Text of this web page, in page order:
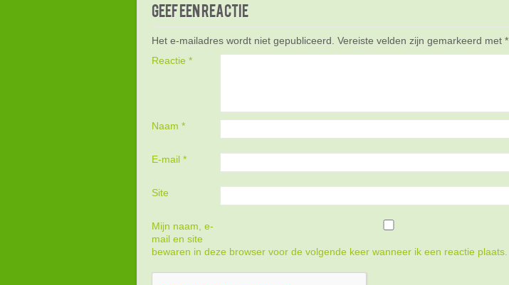
Geef een reactie
Het e-mailadres wordt niet gepubliceerd. Vereiste velden zijn gemarkeerd met *
Reactie *
Naam *
E-mail *
Site
Mijn naam, e-
mail en site
bewaren in deze browser voor de volgende keer wanneer ik een reactie plaats.